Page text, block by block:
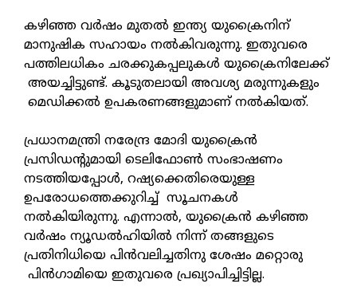
കഴിഞ്ഞ വര്‍ഷം മുതല്‍ ഇന്ത്യ യുക്രൈനിന്
മാനുഷിക സഹായം നല്‍കിവരുന്നു. ഇതുവരെ
പത്തിലധികം ചരക്കുകപ്പലുകള്‍ യുക്രൈനിലേക്ക്
അയച്ചിട്ടുണ്ട്. കൂടുതലായി അവശ്യ മരുന്നുകളും
മെഡിക്കല്‍ ഉപകരണങ്ങളുമാണ് നല്‍കിയത്.
പ്രധാനമന്ത്രി നരേന്ദ്ര മോദി യുക്രൈന്‍
പ്രസിഡന്റുമായി ടെലിഫോണ്‍ സംഭാഷണം
നടത്തിയപ്പോള്‍, റഷ്യക്കെതിരെയുള്ള
ഉപരോധത്തെക്കുറിച്ച് സൂചനകള്‍
നല്‍കിയിരുന്നു. എന്നാല്‍, യുക്രൈന്‍ കഴിഞ്ഞ
വര്‍ഷം ന്യൂഡല്‍ഹിയില്‍ നിന്ന് തങ്ങളുടെ
പ്രതിനിധിയെ പിന്‍വലിച്ചതിനു ശേഷം മറ്റൊരു
പിന്‍ഗാമിയെ ഇതുവരെ പ്രഖ്യാപിച്ചിട്ടില്ല.